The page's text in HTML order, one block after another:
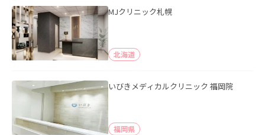
MJクリニック札幌
北海道
いびきメディカルクリニック 福岡院
福岡県